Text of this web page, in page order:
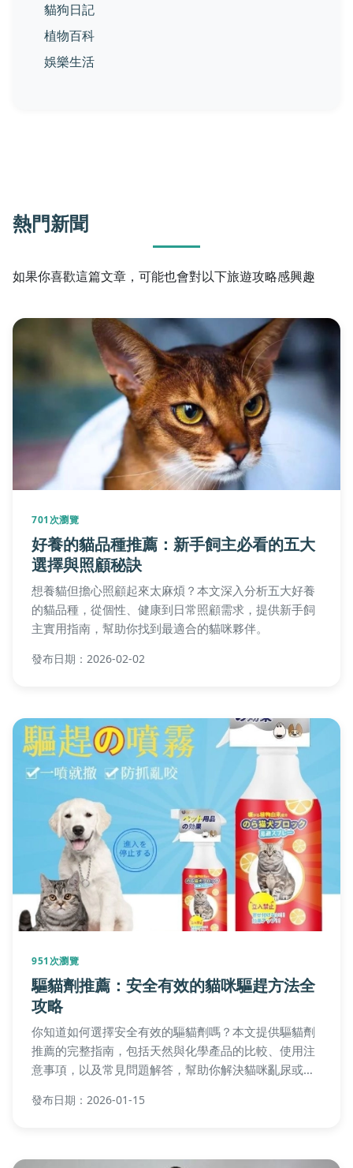
貓狗日記
植物百科
娛樂生活
熱門新聞
如果你喜歡這篇文章，可能也會對以下旅遊攻略感興趣
701次瀏覽
好養的貓品種推薦：新手飼主必看的五大
選擇與照顧秘訣
想養貓但擔心照顧起來太麻煩？本文深入分析五大好養
的貓品種，從個性、健康到日常照顧需求，提供新手飼
主實用指南，幫助你找到最適合的貓咪夥伴。
發布日期：2026-02-02
951次瀏覽
驅貓劑推薦：安全有效的貓咪驅趕方法全
攻略
你知道如何選擇安全有效的驅貓劑嗎？本文提供驅貓劑
推薦的完整指南，包括天然與化學產品的比較、使用注
意事項，以及常見問題解答，幫助你解決貓咪亂尿或破
發布日期：2026-01-15